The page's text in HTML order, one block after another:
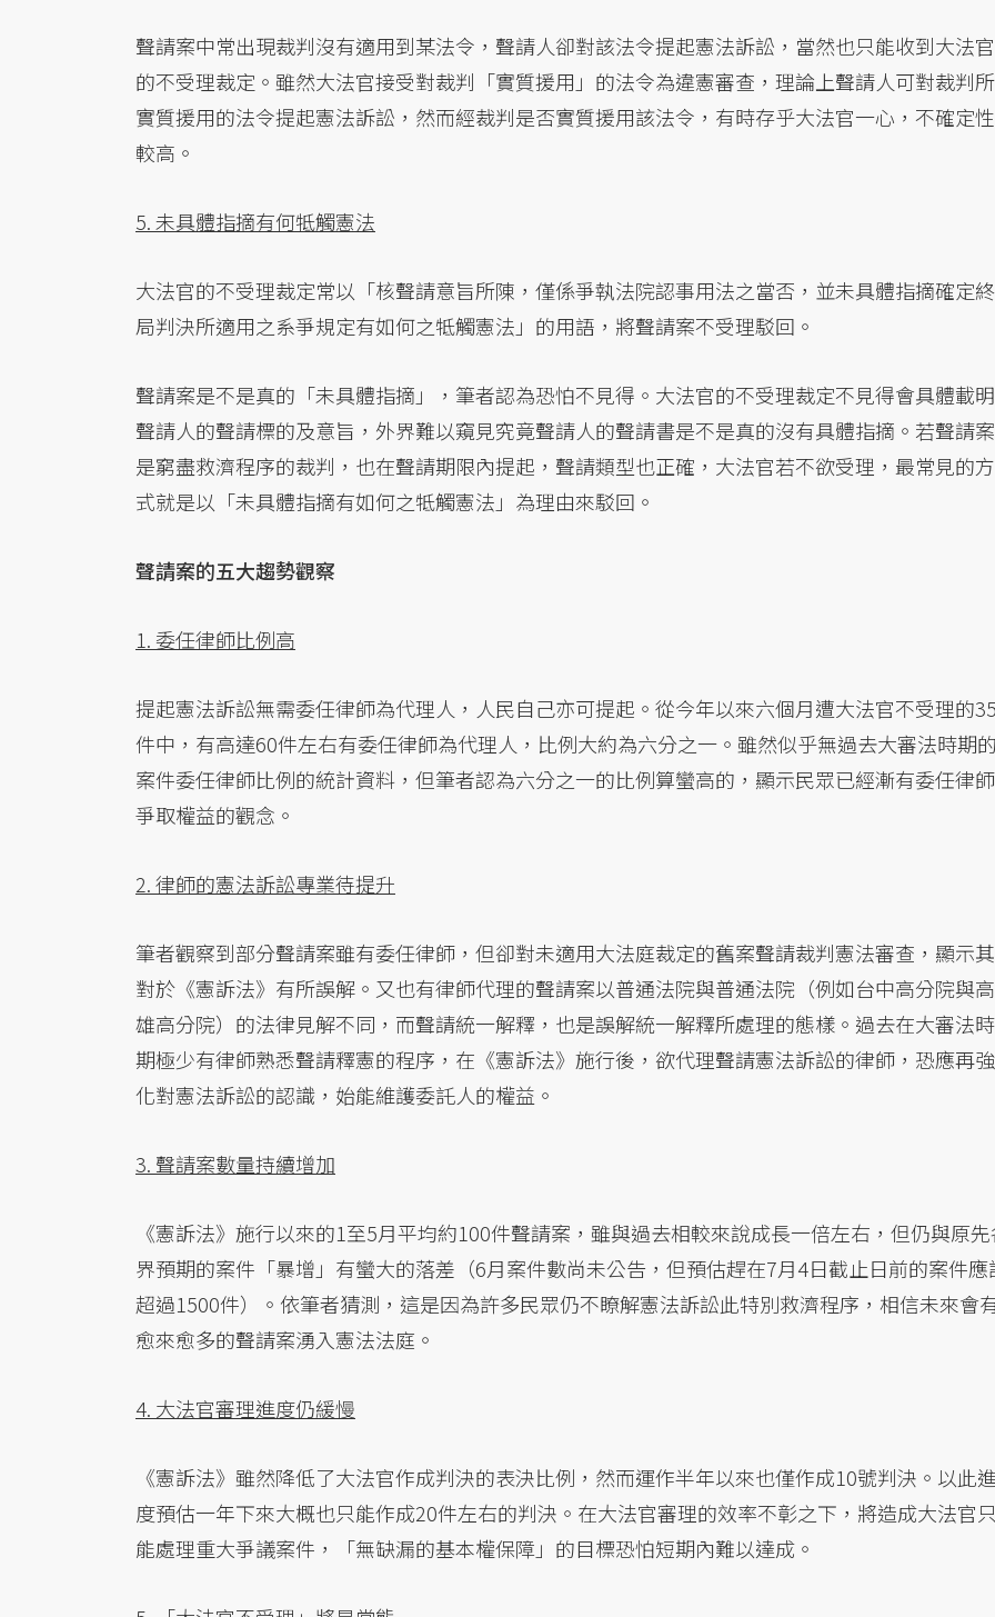
聲請案中常出現裁判沒有適用到某法令，聲請人卻對該法令提起憲法訴訟，當然也只能收到大法官
的不受理裁定。雖然大法官接受對裁判「實質援用」的法令為違憲審查，理論上聲請人可對裁判所
實質援用的法令提起憲法訴訟，然而經裁判是否實質援用該法令，有時存乎大法官一心，不確定性
較高。
5. 未具體指摘有何牴觸憲法
大法官的不受理裁定常以「核聲請意旨所陳，僅係爭執法院認事用法之當否，並未具體指摘確定終
局判決所適用之系爭規定有如何之牴觸憲法」的用語，將聲請案不受理駁回。
聲請案是不是真的「未具體指摘」，筆者認為恐怕不見得。大法官的不受理裁定不見得會具體載明
聲請人的聲請標的及意旨，外界難以窺見究竟聲請人的聲請書是不是真的沒有具體指摘。若聲請案
是窮盡救濟程序的裁判，也在聲請期限內提起，聲請類型也正確，大法官若不欲受理，最常見的方
式就是以「未具體指摘有如何之牴觸憲法」為理由來駁回。
聲請案的五大趨勢觀察
1. 委任律師比例高
提起憲法訴訟無需委任律師為代理人，人民自己亦可提起。從今年以來六個月遭大法官不受理的
件中，有高達60件左右有委任律師為代理人，比例大約為六分之一。雖然似乎無過去大審法時期
案件委任律師比例的統計資料，但筆者認為六分之一的比例算蠻高的，顯示民眾已經漸有委任律師
爭取權益的觀念。
2. 律師的憲法訴訟專業待提升
筆者觀察到部分聲請案雖有委任律師，但卻對未適用大法庭裁定的舊案聲請裁判憲法審查，顯示其
對於《憲訴法》有所誤解。又也有律師代理的聲請案以普通法院與普通法院（例如台中高分院與高
雄高分院）的法律見解不同，而聲請統一解釋，也是誤解統一解釋所處理的態樣。過去在大審法時
期極少有律師熟悉聲請釋憲的程序，在《憲訴法》施行後，欲代理聲請憲法訴訟的律師，恐應再強
化對憲法訴訟的認識，始能維護委託人的權益。
3. 聲請案數量持續增加
《憲訴法》施行以來的1至5月平均約100件聲請案，雖與過去相較來說成長一倍左右，但仍與原
界預期的案件「暴增」有蠻大的落差（6月案件數尚未公告，但預估趕在7月4日截止日前的案件應
超過1500件）。依筆者猜測，這是因為許多民眾仍不瞭解憲法訴訟此特別救濟程序，相信未來會
愈來愈多的聲請案湧入憲法法庭。
4. 大法官審理進度仍緩慢
《憲訴法》雖然降低了大法官作成判決的表決比例，然而運作半年以來也僅作成10號判決。以此
度預估一年下來大概也只能作成20件左右的判決。在大法官審理的效率不彰之下，將造成大法官
能處理重大爭議案件，「無缺漏的基本權保障」的目標恐怕短期內難以達成。